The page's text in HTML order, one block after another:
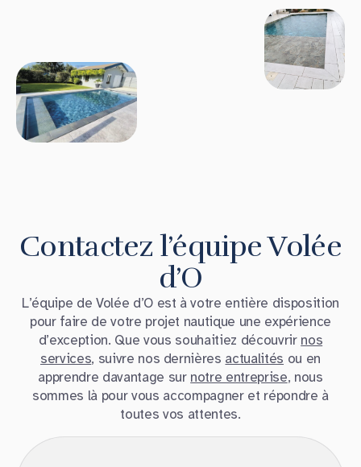
Contactez l’équipe Volée
d’O
L’équipe de Volée d’O est à votre entière disposition
pour faire de votre projet nautique une expérience
d’exception. Que vous souhaitiez découvrir nos
services, suivre nos dernières actualités ou en
apprendre davantage sur notre entreprise, nous
sommes là pour vous accompagner et répondre à
toutes vos attentes.